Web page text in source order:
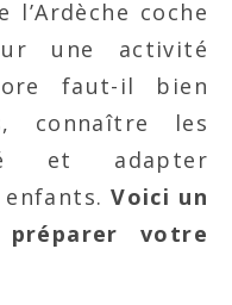
l’Ardèche coche
une activité
faut-il bien
connaître les
et adapter
enfants.Voici un
votre